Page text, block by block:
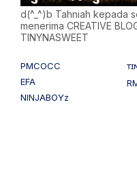
d(^_^)b Tahniah kepada
menerima CREATIVE
TINYNASWEET
PMCOCC
EFA
NINJABOYz